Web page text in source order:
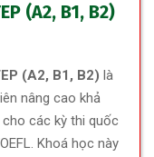
(A2, B1, B2)
(A2, B1, B2) là
nâng cao khả
các kỳ thi quốc
Khoá học này